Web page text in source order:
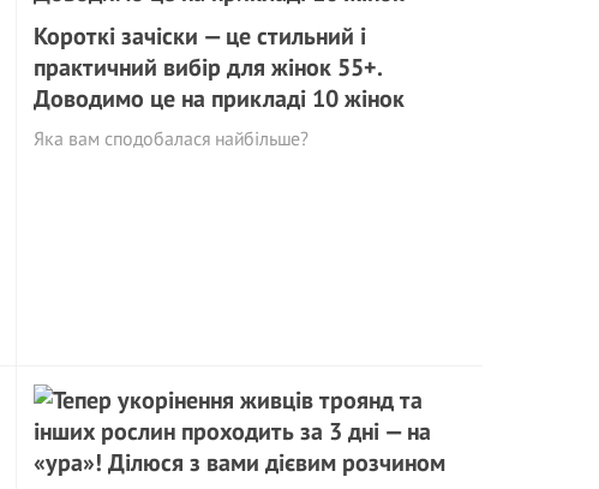
Короткі зачіски — це стильний і
практичний вибір для жінок 55+.
Доводимо це на прикладі 10 жінок
Яка вам сподобалася найбільше?